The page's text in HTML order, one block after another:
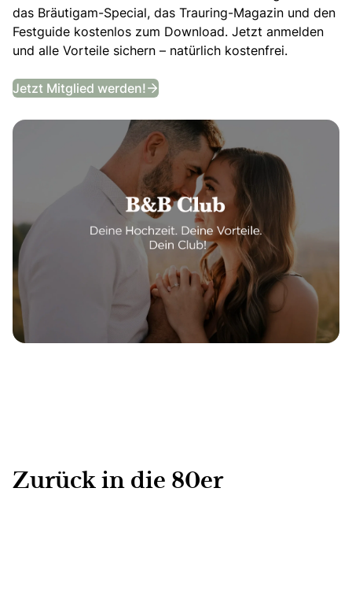
das Bräutigam-Special, das Trauring-Magazin und den
Festguide kostenlos zum Download. Jetzt anmelden
und alle Vorteile sichern – natürlich kostenfrei.
Jetzt Mitglied werden! B&B Club
Zurück in die 80er